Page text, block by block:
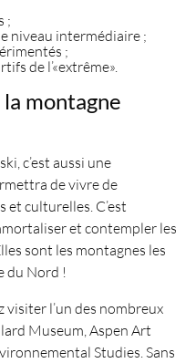
;
niveau intermédiaire ;
;
de l’«extrême».
montagne
c’est aussi une
de vivre de
culturelles. C’est
et contempler les
sont les montagnes les
du Nord !
visiter l’un des nombreux
Museum, Aspen Art
Studies. Sans